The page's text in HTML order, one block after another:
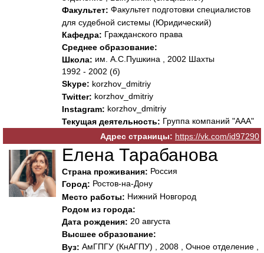
Факультет: Факультет подготовки специалистов
для судебной системы (Юридический)
Кафедра: Гражданского права
Среднее образование:
Школа: им. А.С.Пушкина , 2002 Шахты
1992 - 2002 (б)
Skype: korzhov_dmitriy
Twitter: korzhov_dmitriy
Instagram: korzhov_dmitriy
Текущая деятельность: Группа компаний "ААА"
Адрес страницы: https://vk.com/id97290
Елена Тарабанова
Страна проживания: Россия
Город: Ростов-на-Дону
Место работы: Нижний Новгород
Родом из города:
Дата рождения: 20 августа
Высшее образование:
Вуз: АмГПГУ (КнАГПУ) , 2008 , Очное отделение ,